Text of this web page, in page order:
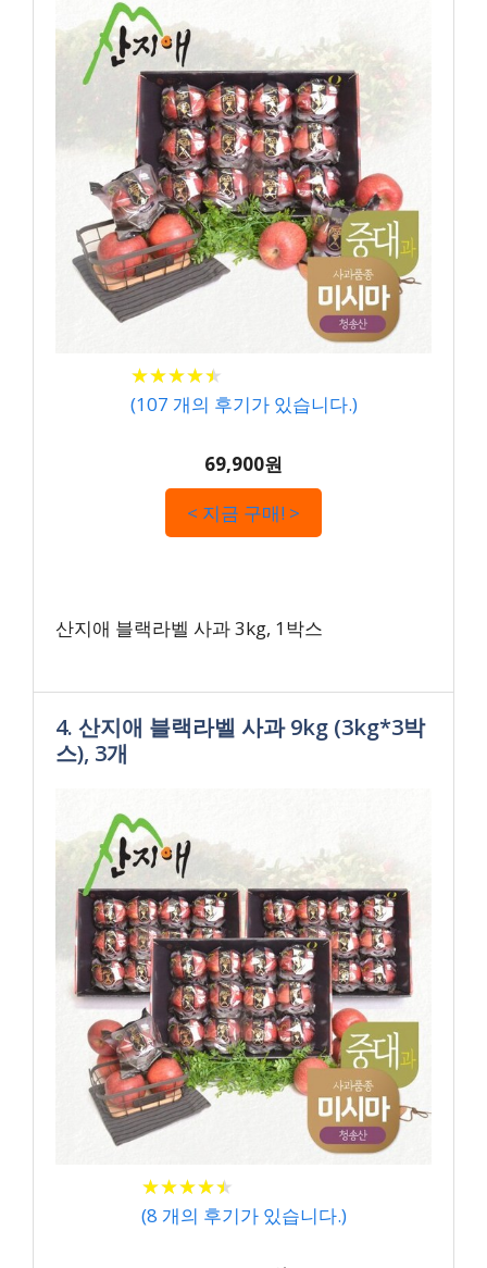
★★★★★
★★★★★
(107 개의 후기가 있습니다.)
69,900원
< 지금 구매! >
산지애 블랙라벨 사과 3kg, 1박스
4. 산지애 블랙라벨 사과 9kg (3kg*3박
스), 3개
★★★★★
★★★★★
(8 개의 후기가 있습니다.)